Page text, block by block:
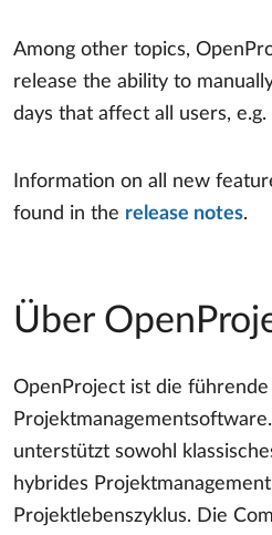
Among other topics,
release the ability to
days that affect all users,
Information on all new
found in the release notes.
Über
OpenProject ist die
unterstützt sowohl
hybrides
Projektlebenszyklus. Die